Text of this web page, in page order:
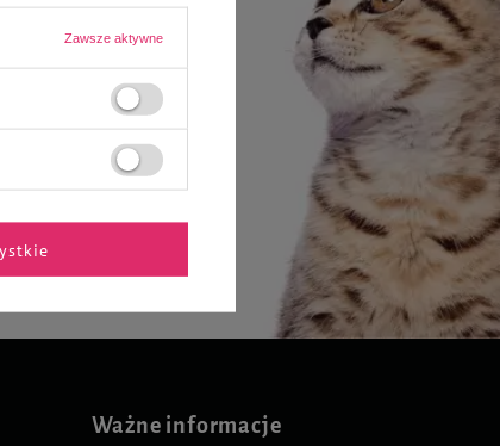
Ważne informacje
Zawsze aktywne